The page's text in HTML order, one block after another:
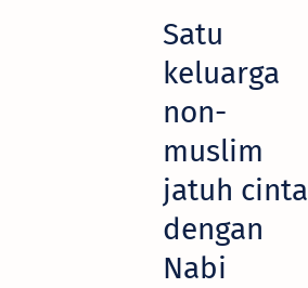
Satu
keluarga
non-
muslim
jatuh cinta
dengan
Nabi